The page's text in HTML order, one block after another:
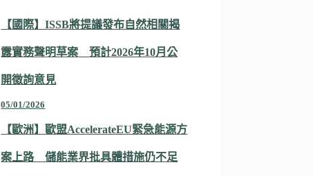
【國際】ISSB將提議發布自然相關揭
露實務聲明草案 預計2026年10月公
開徵詢意見
05/01/2026
【歐洲】歐盟AccelerateEU緊急能源方
案上路 儲能業界批具體措施仍不足